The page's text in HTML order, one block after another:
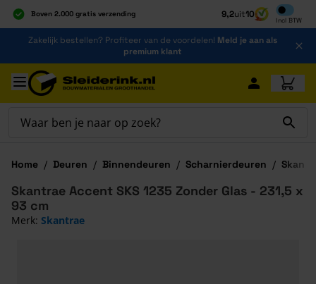
Boven 2.000 gratis verzending
Al 40 jaar dé specialist
Alles onder één dak
9,2uit10
Incl BTW
Inclusief
Ga naar de inhoud
Zakelijk bestellen? Profiteer van de voordelen! Meld je aan als
premium klant
Ga naar hoofdinhoud
Home / Deuren / Binnendeuren / Scharnierdeuren /
Skantrae Accent SKS 1235 Zonder Glas - 231,5 x
93 cm
Merk: Skantrae